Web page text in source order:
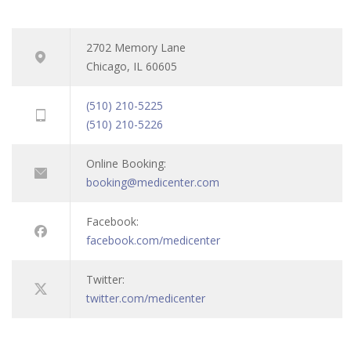
2702 Memory Lane
Chicago, IL 60605
(510) 210-5225
(510) 210-5226
Online Booking:
booking@medicenter.com
Facebook:
facebook.com/medicenter
Twitter:
twitter.com/medicenter